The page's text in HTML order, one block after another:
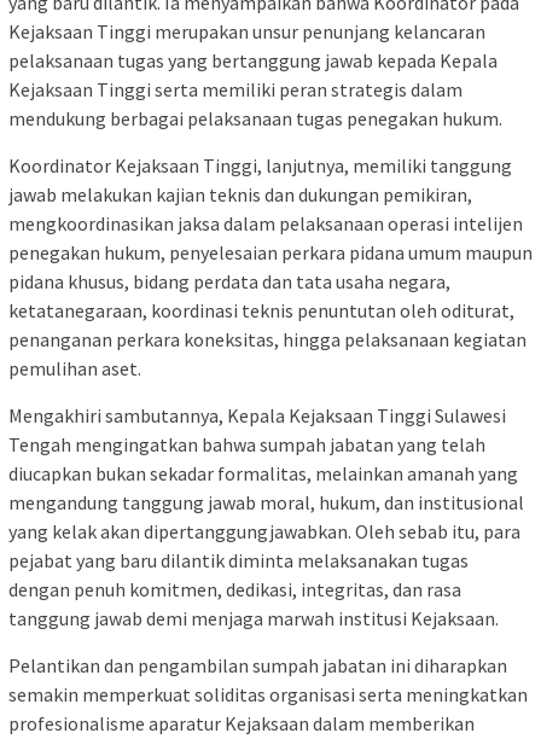
Kejaksaan Tinggi merupakan unsur penunjang kelancaran
pelaksanaan tugas yang bertanggung jawab kepada Kepala
Kejaksaan Tinggi serta memiliki peran strategis dalam
mendukung berbagai pelaksanaan tugas penegakan hukum.
Koordinator Kejaksaan Tinggi, lanjutnya, memiliki tanggung
jawab melakukan kajian teknis dan dukungan pemikiran,
mengkoordinasikan jaksa dalam pelaksanaan operasi intelijen
penegakan hukum, penyelesaian perkara pidana umum maupun
pidana khusus, bidang perdata dan tata usaha negara,
ketatanegaraan, koordinasi teknis penuntutan oleh oditurat,
penanganan perkara koneksitas, hingga pelaksanaan kegiatan
pemulihan aset.
Mengakhiri sambutannya, Kepala Kejaksaan Tinggi Sulawesi
Tengah mengingatkan bahwa sumpah jabatan yang telah
diucapkan bukan sekadar formalitas, melainkan amanah yang
mengandung tanggung jawab moral, hukum, dan institusional
yang kelak akan dipertanggungjawabkan. Oleh sebab itu, para
pejabat yang baru dilantik diminta melaksanakan tugas
dengan penuh komitmen, dedikasi, integritas, dan rasa
tanggung jawab demi menjaga marwah institusi Kejaksaan.
Pelantikan dan pengambilan sumpah jabatan ini diharapkan
semakin memperkuat soliditas organisasi serta meningkatkan
profesionalisme aparatur Kejaksaan dalam memberikan